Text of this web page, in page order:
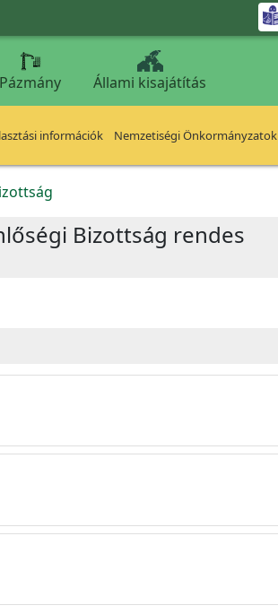
Pázmány Állami kisajátítás
információk Nemzetiségi Önkormányzatok
Bizottság rendes